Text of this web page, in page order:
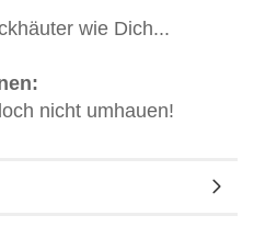
wie Dich...
nicht umhauen!